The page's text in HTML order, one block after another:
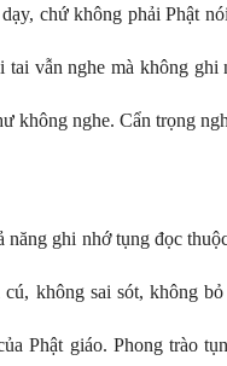
chứ không phải Phật
vẫn nghe mà không ghi
không nghe. Cẩn trọng
năng ghi nhớ tụng đọc
không sai sót, không
Phật giáo. Phong trào